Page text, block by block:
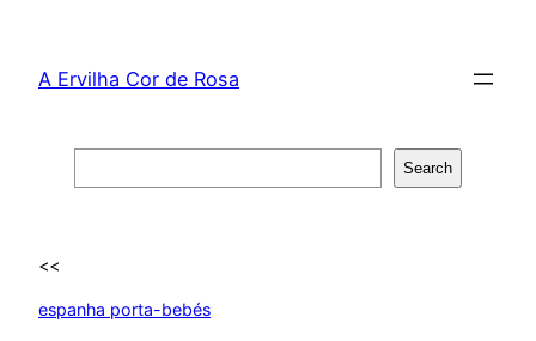
content
A Ervilha Cor de Rosa
Search
<<
espanha porta-bebés